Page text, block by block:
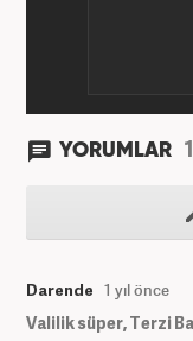
YORUMLAR 1
Darende 1 yıl önce
Valilik süper, Terzi